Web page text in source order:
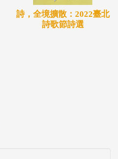
詩，全境擴散：2022臺北
詩歌節詩選